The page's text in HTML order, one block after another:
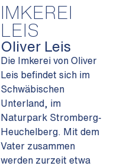
IMKEREI
LEIS
Oliver Leis
Die Imkerei von Oliver
Leis befindet sich im
Schwäbischen
Unterland, im
Naturpark Stromberg-
Heuchelberg. Mit dem
Vater zusammen
werden zurzeit etwa